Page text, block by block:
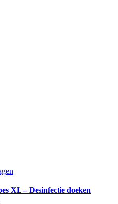
XL – Desinfectie doeken